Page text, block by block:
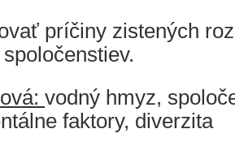
príčiny zistených
vodný hmyz,
faktory, diverzita